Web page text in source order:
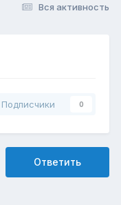
Вся активность
Подписчики 0
Ответить